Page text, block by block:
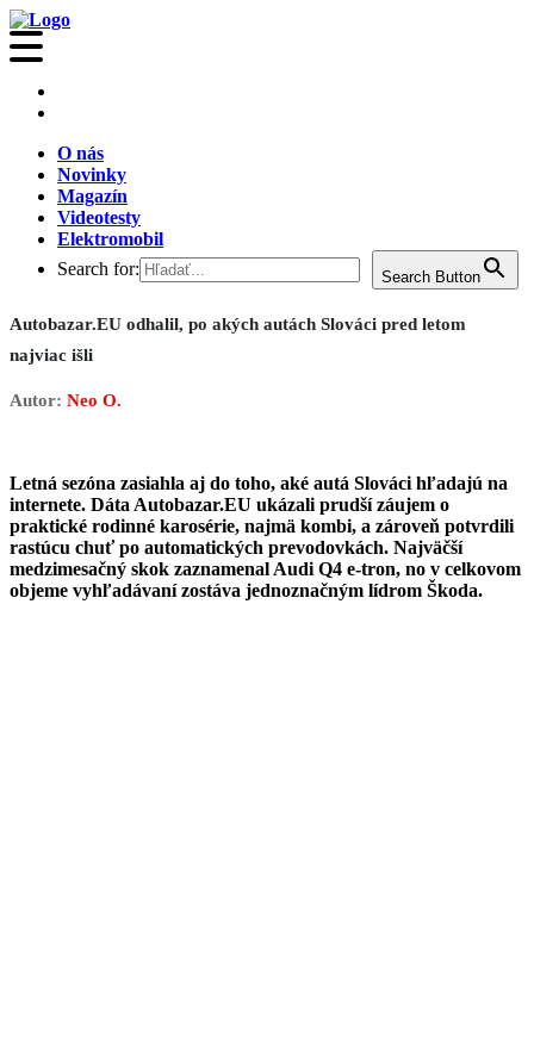
O nás
Novinky
Magazín
Videotesty
Elektromobil
Search for:
Search Button
Autobazar.EU odhalil, po akých autách Slováci pred letom
najviac išli
Autor: Neo O.
Letná sezóna zasiahla aj do toho, aké autá Slováci hľadajú na
internete. Dáta Autobazar.EU ukázali prudší záujem o
praktické rodinné karosérie, najmä kombi, a zároveň potvrdili
rastúcu chuť po automatických prevodovkách. Najväčší
medzimesačný skok zaznamenal Audi Q4 e-tron, no v celkovom
objeme vyhľadávaní zostáva jednoznačným lídrom Škoda.